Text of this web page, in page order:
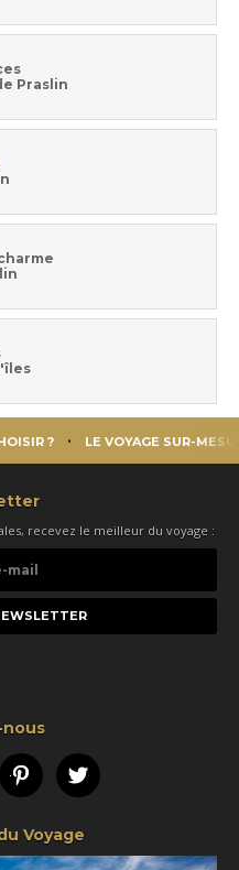
Praslin
? LE VOYAGE SUR-
recevez le meilleur du voyage :
nous
PinterestTwitter
Voyage